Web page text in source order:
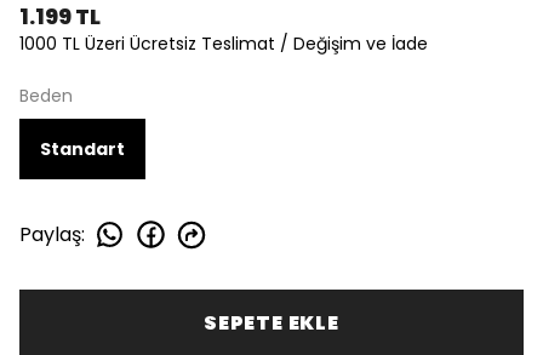
1.199 TL
1000 TL Üzeri Ücretsiz Teslimat / Değişim ve İade
Beden
Standart
Paylaş:
SEPETE EKLE